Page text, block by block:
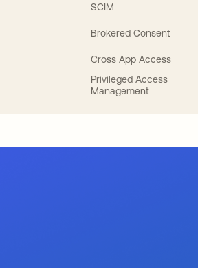
SCIM
Brokered Consent
Cross App Access
Privileged Access
Management